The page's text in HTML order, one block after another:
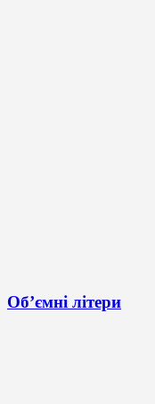
Об’ємні літери